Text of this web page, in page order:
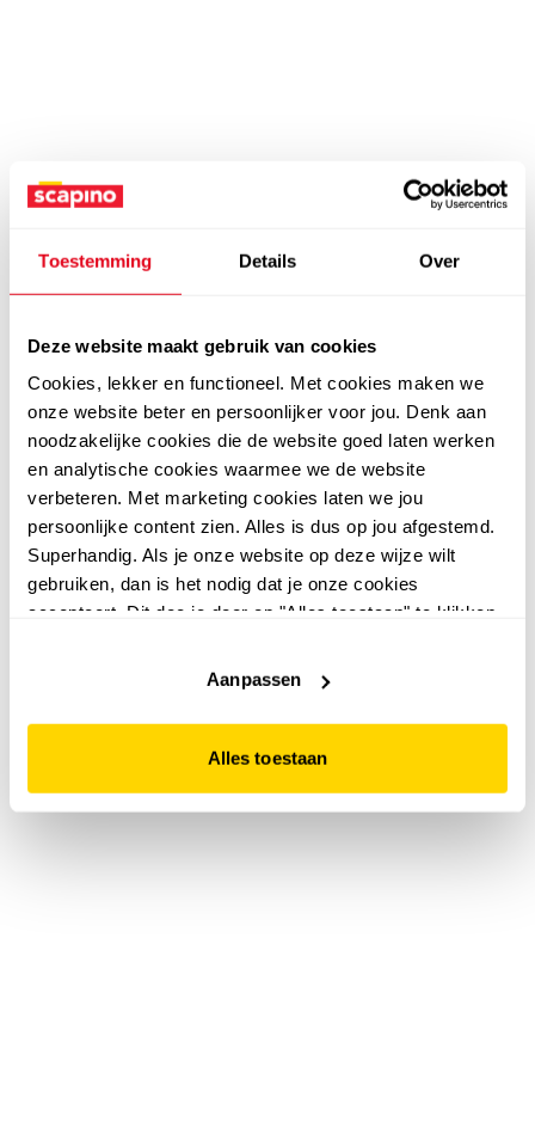
Toestemming Details Over
Deze website maakt gebruik van cookies
Cookies, lekker en functioneel. Met cookies maken we
onze website beter en persoonlijker voor jou. Denk aan
noodzakelijke cookies die de website goed laten werken
en analytische cookies waarmee we de website
verbeteren. Met marketing cookies laten we jou
persoonlijke content zien. Alles is dus op jou afgestemd.
Superhandig. Als je onze website op deze wijze wilt
gebruiken, dan is het nodig dat je onze cookies
accepteert. Dit doe je door op "Alles toestaan" te klikken.
website niet optimaal functioneert.
Aanpassen
Alles toestaan